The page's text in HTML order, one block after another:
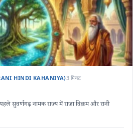
RANI HINDI KAHANIYA)3 मिनट
सुवर्णगढ़ नामक राज्य में राजा विक्रम और रानी